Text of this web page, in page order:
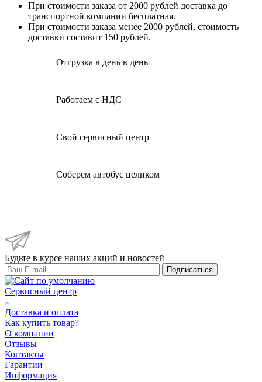
При стоимости заказа от 2000 рублей доставка до
транспортной компании бесплатная.
При стоимости заказа менее 2000 рублей, стоимость
доставки составит 150 рублей.
Отгрузка в день в день
Работаем с НДС
Свой сервисный центр
Соберем автобус целиком
Будьте в курсе наших акций и новостей
Подписаться
Сервисный центр
Доставка и оплата
Как купить товар?
О компании
Отзывы
Контакты
Гарантии
Информация